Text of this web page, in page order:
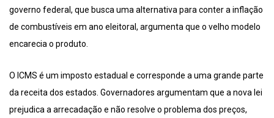
governo federal, que busca uma alternativa para conter a inflação
de combustíveis em ano eleitoral, argumenta que o velho modelo
encarecia o produto.
O ICMS é um imposto estadual e corresponde a uma grande parte
da receita dos estados. Governadores argumentam que a nova lei
prejudica a arrecadação e não resolve o problema dos preços,